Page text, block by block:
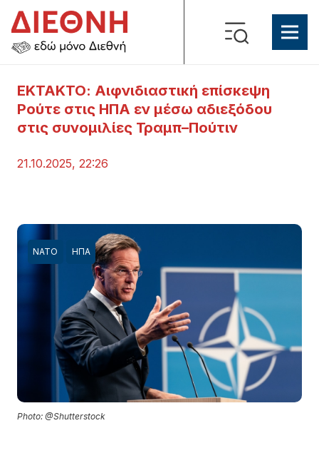
ΕΚΤΑΚΤΟ: Αιφνιδιαστική επίσκεψη
Ρούτε στις ΗΠΑ εν μέσω αδιεξόδου
στις συνομιλίες Τραμπ–Πούτιν
21.10.2025, 22:26
Photo: @Shutterstock
ΝΑΤΟ ΗΠΑ